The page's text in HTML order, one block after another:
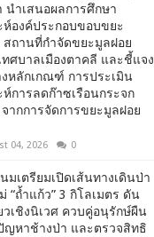
นำเสนอผลการศึกษา
ห์องค์ประกอบขอบขยะ
สถานที่กำจัดขยะมูลฝอย
ศบาลเมืองตาคลี และชี้แจง
หลักเกณฑ์ การประเมิน
ห์การลดก๊าซเรือนกระจก
จากการจัดการขยะมูลฝอย
04, 2026 0
มเตรียมเปิดเส้นทางเดินป่า
“ถ้ำแก้ว” 3 กิโลเมตร ดัน
วเชิงนิเวศ ควบคู่อนุรักษ์ผืน
ญหาช้างป่า และตรวจสิทธิ